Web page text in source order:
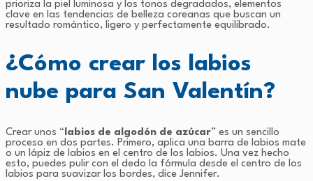
prioriza la piel luminosa y los tonos degradados, elementos
clave en las tendencias de belleza coreanas que buscan un
resultado romántico, ligero y perfectamente equilibrado.
¿Cómo crear los labios
nube para San Valentín?
Crear unos “labios de algodón de azúcar” es un sencillo
proceso en dos partes. Primero, aplica una barra de labios mate
o un lápiz de labios en el centro de los labios. Una vez hecho
esto, puedes pulir con el dedo la fórmula desde el centro de los
labios para suavizar los bordes, dice Jennifer.